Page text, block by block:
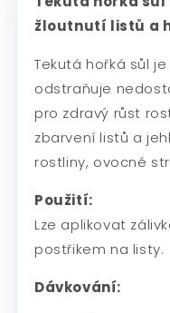
žloutnutí listů a
Tekutá hořká sůl
odstraňuje
pro zdravý růst
zbarvení listů a
rostliny, ovocné
Použití:
Lze aplikovat
postřikem na listy.
Dávkování: